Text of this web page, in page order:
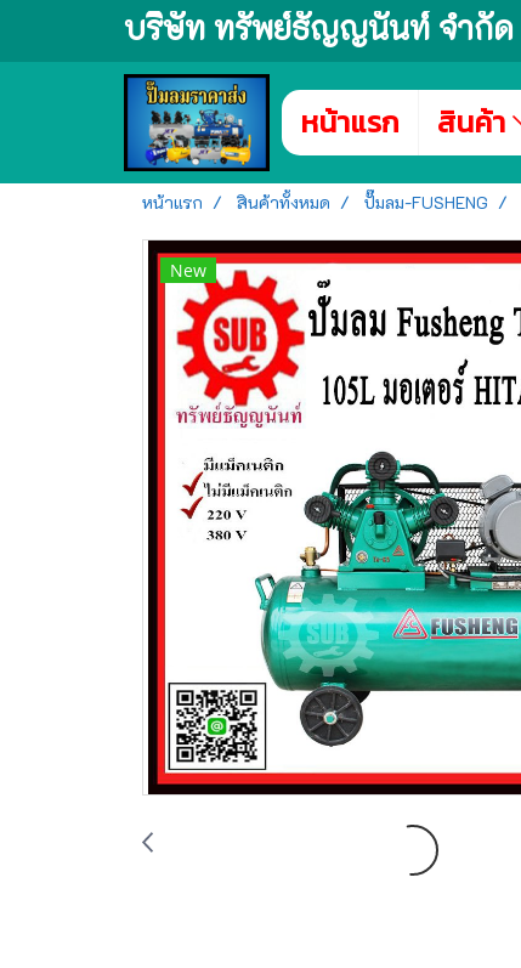
บริษัท ทรัพย์ธัญญนันท์ จำกัด
หน้าแรก สินค้า
หน้าแรก สินค้าทั้งหมด ปั๊มลม-FUSHENG
New